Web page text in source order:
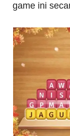
game ini